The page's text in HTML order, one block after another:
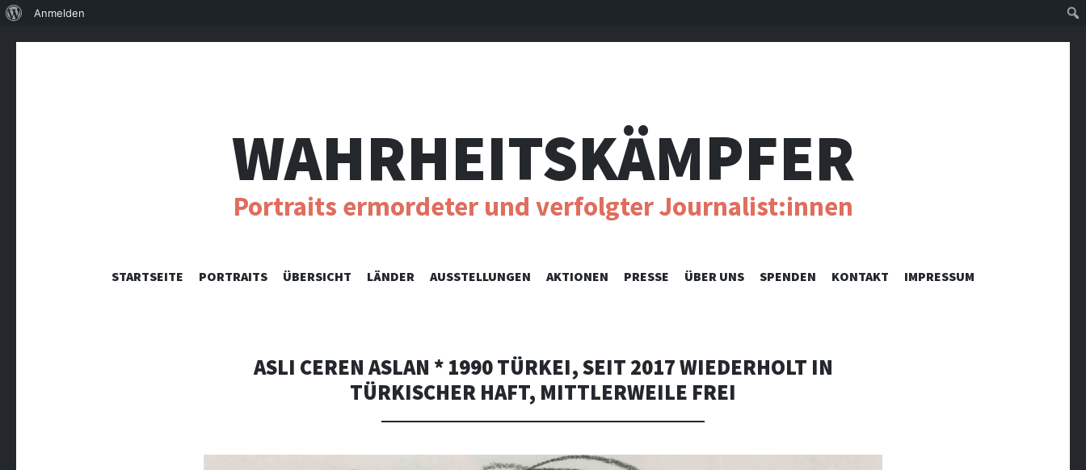
WAHRHEITSKÄMPFER
Portraits ermordeter und verfolgter Journalist:innen
SKIP
STARTSEITE PORTRAITS ÜBERSICHT LÄNDER AUSSTELLUNGEN AKTIONEN PRESSE ÜBER UNS SPENDEN KONTAKT IMPRESSUM
ASLI CEREN ASLAN * 1990 TÜRKEI, SEIT 2017 WIEDERHOLT IN
TÜRKISCHER HAFT, MITTLERWEILE FREI
Über
Anmelden